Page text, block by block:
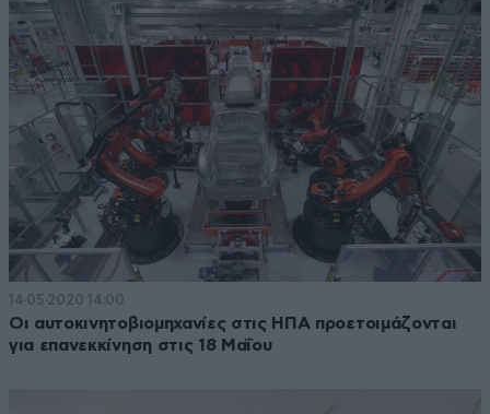
14·05·2020 14:00
Οι αυτοκινητοβιομηχανίες στις ΗΠΑ προετοιμάζονται
για επανεκκίνηση στις 18 Μαΐου